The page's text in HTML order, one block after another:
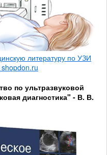
литературу по УЗИ
shopdon.ru
по ультразвуковой
диагностика" - В. В.